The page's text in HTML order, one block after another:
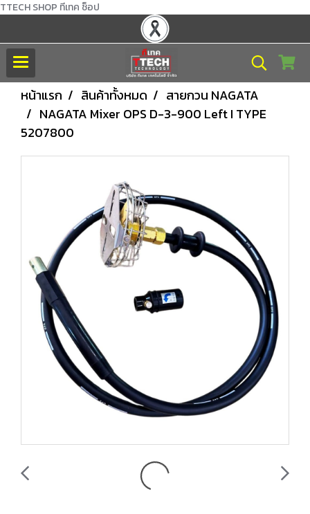
TTECH SHOP ทีเทค ช็อป
หน้าแรก สินค้าทั้งหมด
สายกวน NAGATA
NAGATA Mixer OPS D-3-900 Left I TYPE
5207800